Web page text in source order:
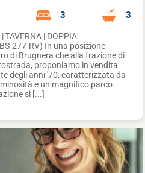
3 3
TAVERNA | DOPPIA
277-RV) In una posizione
di Brugnera che alla frazione di
proponiamo in vendita
degli anni '70, caratterizzata da
e un magnifico parco
si [...]